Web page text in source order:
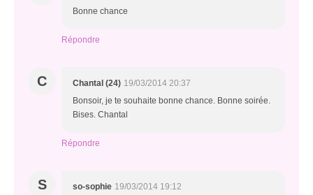
Bonne chance
Répondre
C Chantal (24) 19/03/2014 20:37
Bonsoir, je te souhaite bonne chance. Bonne soirée.
Bises. Chantal
Répondre
S so-sophie 19/03/2014 19:12